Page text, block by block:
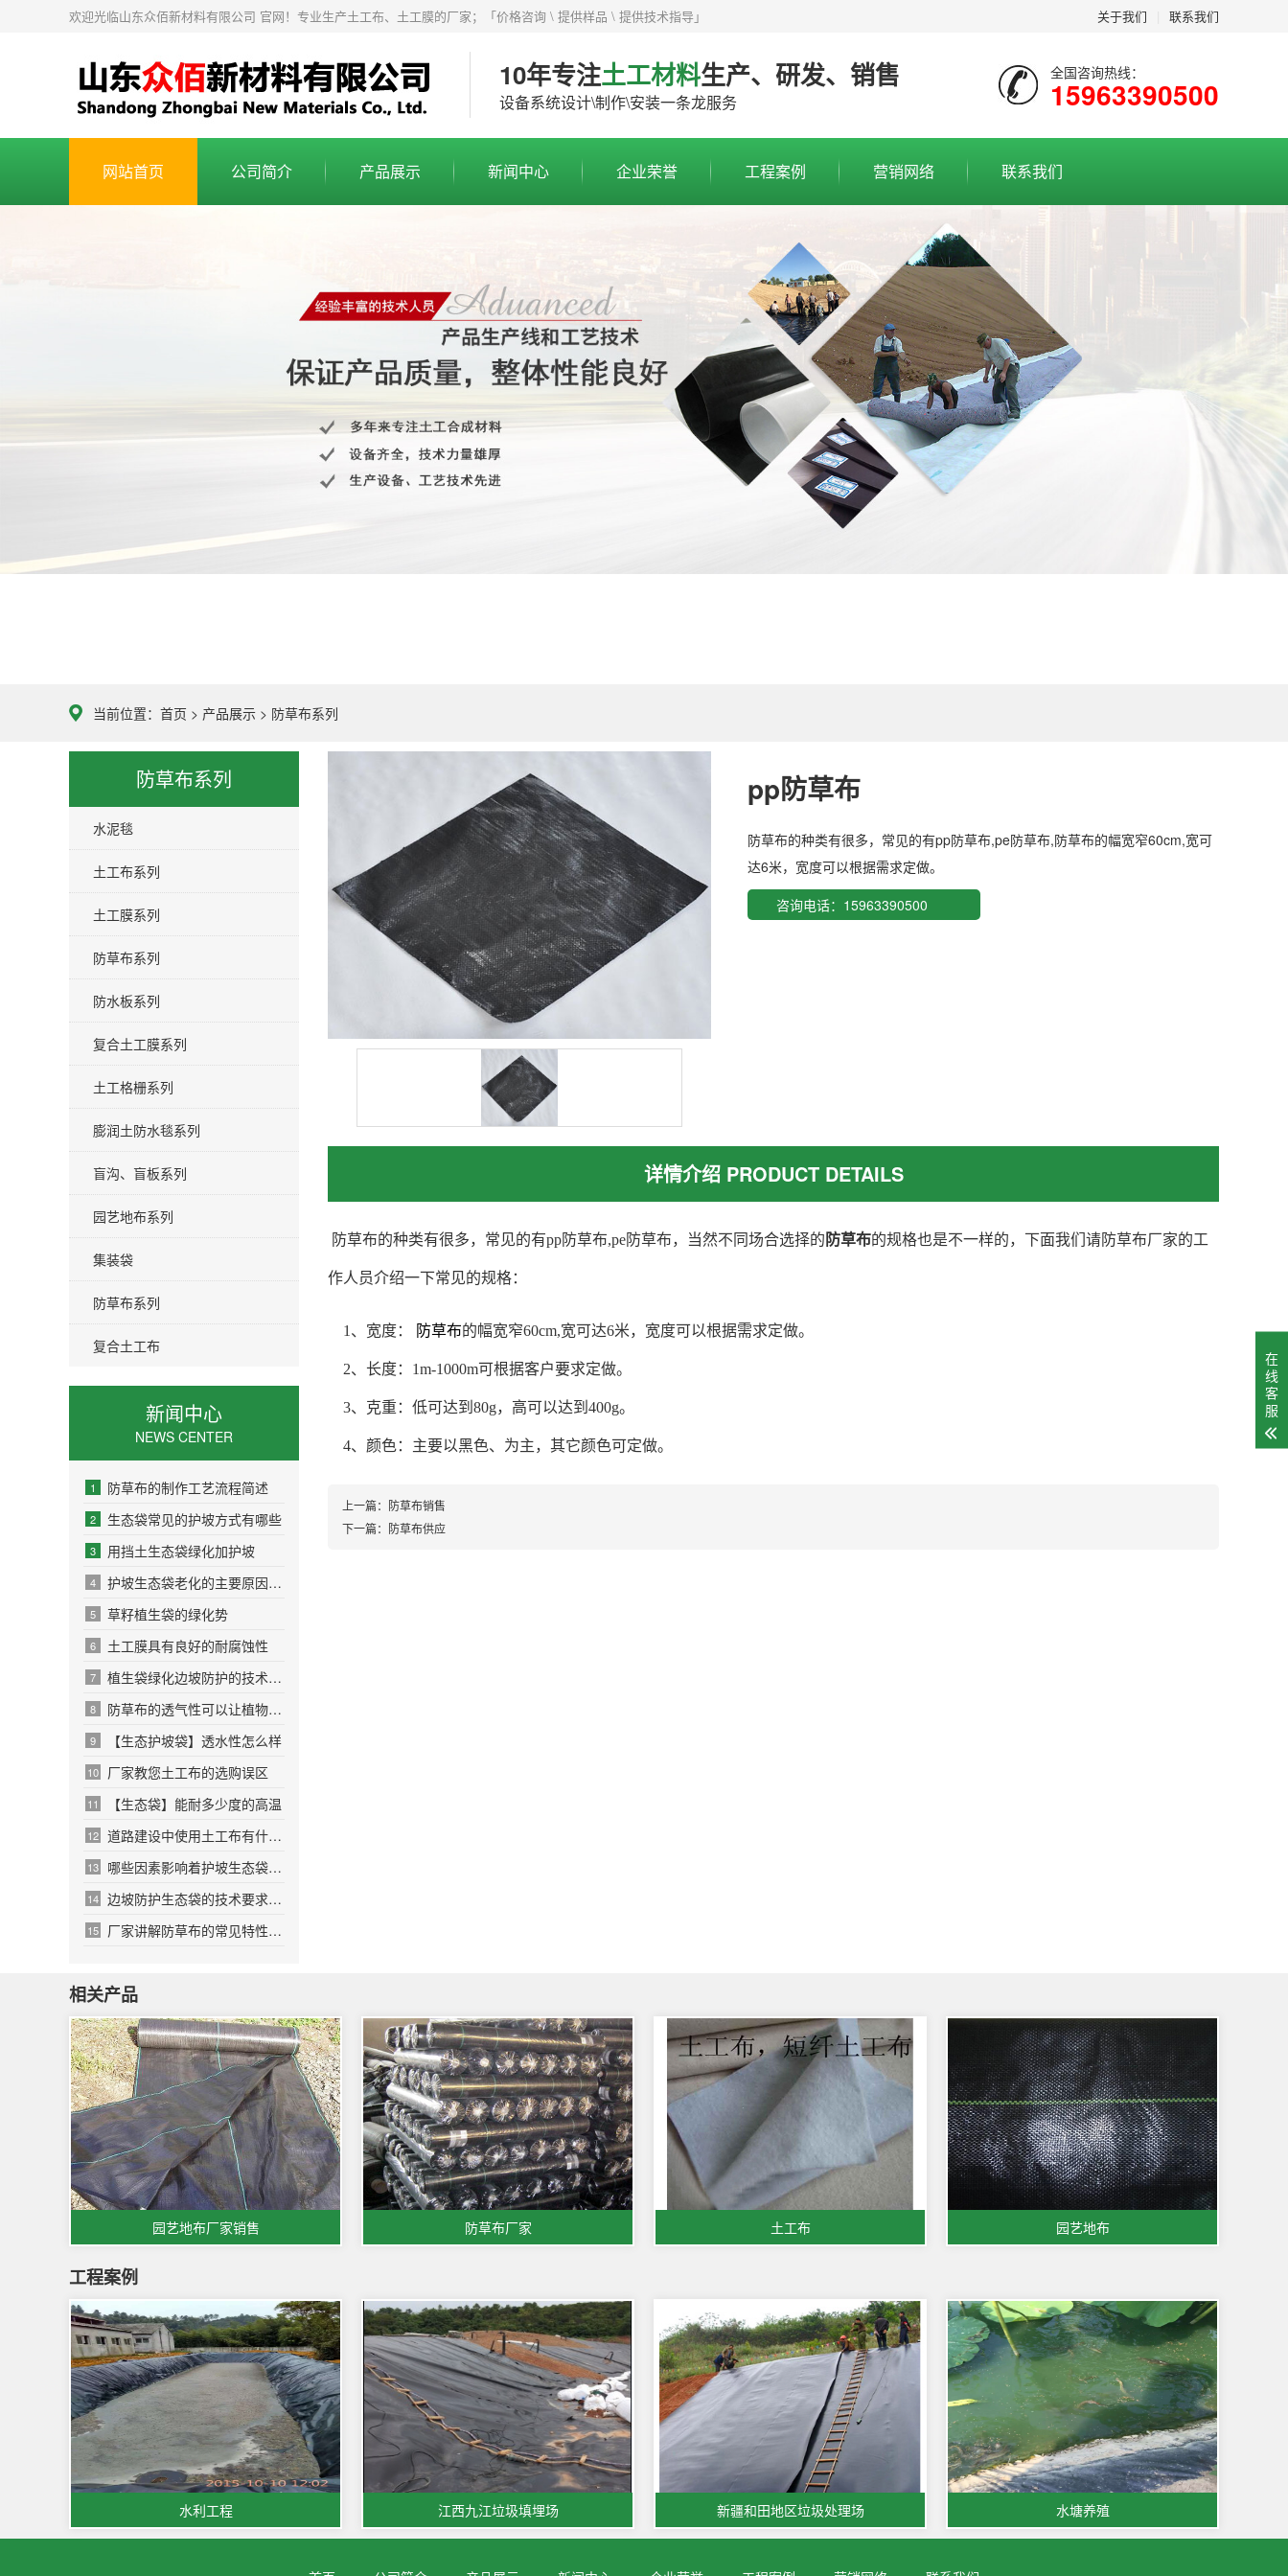
关于我们 联系我们
欢迎光临山东众佰新材料有限公司 官网！专业生产土工布、土工膜的厂家；「价格咨询 \ 提供样品 \ 提供技术指导」
10年专注土工材料生产、研发、销售
设备系统设计\制作\安装一条龙服务
全国咨询热线：
15963390500
网站首页 公司简介 产品展示 新闻中心 企业荣誉 工程案例 营销网络 联系我们
当前位置： 首页 > 产品展示 > 防草布系列
防草布系列
水泥毯
土工布系列
土工膜系列
防草布系列
防水板系列
复合土工膜系列
土工格栅系列
膨润土防水毯系列
盲沟、盲板系列
园艺地布系列
集装袋
防草布系列
复合土工布
新闻中心
NEWS CENTER
1 防草布的制作工艺流程简述
2 生态袋常见的护坡方式有哪些
3 用挡土生态袋绿化加护坡
4 护坡生态袋老化的主要原因是什么
5 草籽植生袋的绿化势
6 土工膜具有良好的耐腐蚀性
7 植生袋绿化边坡防护的技术原理
8 防草布的透气性可以让植物根部呼吸
9 【生态护坡袋】透水性怎么样
10 厂家教您土工布的选购误区
11 【生态袋】能耐多少度的高温
12 道路建设中使用土工布有什么好处
13 哪些因素影响着护坡生态袋的透水性
14 边坡防护生态袋的技术要求应用
15 厂家讲解防草布的常见特性功能
pp防草布
防草布的种类有很多，常见的有pp防草布,pe防草布,防草布的幅宽窄60cm,宽可
达6米，宽度可以根据需求定做。
咨询电话：15963390500
详情介绍 PRODUCT DETAILS
防草布的种类有很多，常见的有pp防草布,pe防草布，当然不同场合选择的 防草布的规格也是不一样的，下面我们请防草布厂家的工
作人员介绍一下常见的规格：
1、宽度： 防草布的幅宽窄60cm,宽可达6米，宽度可以根据需求定做。
2、长度：1m-1000m可根据客户要求定做。
3、克重：低可达到80g，高可以达到400g。
4、颜色：主要以黑色、为主，其它颜色可定做。
上一篇： 防草布销售
下一篇： 防草布供应
相关产品
园艺地布厂家销售 防草布厂家 土工布 园艺地布
工程案例
水利工程 江西九江垃圾填埋场 新疆和田地区垃圾处理场 水塘养殖
在
线
客
服